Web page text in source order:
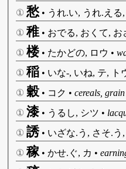
① 愁• うれ.い, うれ.える
① 稚 • おでる, おくて, お
① 楼• たかどの, ロウ •
① 稲 • いな-, いね, テ, ト
① 穀 • コク • cereals, grain
① 漆• うるし, シツ •
① 誘• いざな.う, さそ.う
① 稼• かせ.ぐ, カ •